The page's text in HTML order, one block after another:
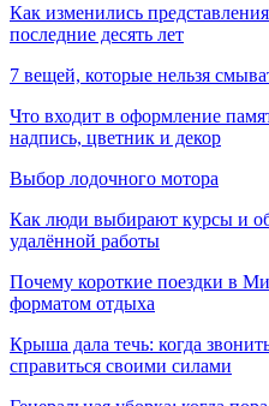
Как изменились
последние десять лет
7 вещей, которые нельзя
Что входит в оформление
надпись, цветник и декор
Выбор лодочного мотора
Как люди выбирают курсы и
удалённой работы
Почему короткие поездки в
форматом отдыха
Крыша дала течь: когда
справиться своими силами